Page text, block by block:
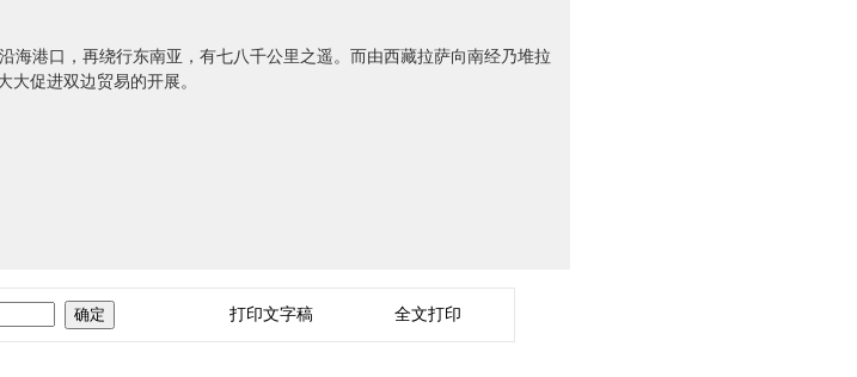
港口，再绕行东南亚，有七八千公里之遥。而由西藏拉萨向南经乃堆拉
大促进双边贸易的开展。
打印文字稿 全文打印